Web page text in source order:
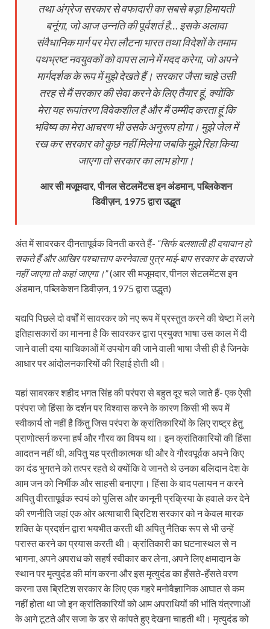
तथा अंग्रेज सरकार से वफादारी का सबसे बड़ा हिमायती
बनूंगा, जो आज उन्नति की पूर्वशर्त है… इसके अलावा
संवैधानिक मार्ग पर मेरा लौटना भारत तथा विदेशों के तमाम
पथभ्रष्ट नवयुवकों को वापस लाने में मदद करेगा, जो अपने
मार्गदर्शक के रूप में मुझे देखते हैं। सरकार जैसा चाहे उसी
तरह से मैं सरकार की सेवा करने के लिए तैयार हूं, क्योंकि
मेरा यह रूपांतरण विवेकशील है और मैं उम्मीद करता हूं कि
भविष्य का मेरा आचरण भी उसके अनुरूप होगा। मुझे जेल में
रख कर सरकार को कुछ नहीं मिलेगा जबकि मुझे रिहा किया
जाएगा तो सरकार का लाभ होगा।
आर सी मजूमदार, पीनल सेटलमेंटस इन अंडमान, पब्लिकेशन
डिवीज़न, 1975 द्वारा उद्धृत
अंत में सावरकर दीनतापूर्वक विनती करते हैं- “सिर्फ बलशाली ही दयावान हो
सकते हैं और आखिर पश्चात्ताप करनेवाला पुत्र माई-बाप सरकार के दरवाजे
नहीं जाएगा तो कहां जाएगा।”(आर सी मजूमदार, पीनल सेटलमेंटस इन
अंडमान, पब्लिकेशन डिवीज़न, 1975 द्वारा उद्धृत)
यद्यपि पिछले दो वर्षों में सावरकर को नए रूप में प्रस्तुत करने की चेष्टा में लगे
इतिहासकारों का मानना है कि सावरकर द्वारा प्रयुक्त भाषा उस काल में दी
जाने वाली दया याचिकाओं में उपयोग की जाने वाली भाषा जैसी ही है जिनके
आधार पर आंदोलनकारियों की रिहाई होती थी।
यहां सावरकर शहीद भगत सिंह की परंपरा से बहुत दूर चले जाते हैं- एक ऐसी
परंपरा जो हिंसा के दर्शन पर विश्वास करने के कारण किसी भी रूप में
स्वीकार्य तो नहीं है किंतु जिस परंपरा के क्रांतिकारियों के लिए राष्ट्र हेतु
प्राणोत्सर्ग करना हर्ष और गौरव का विषय था। इन क्रांतिकारियों की हिंसा
आदतन नहीं थी, अपितु यह प्रतीकात्मक थी और वे गौरवपूर्वक अपने किए
का दंड भुगतने को तत्पर रहते थे क्योंकि वे जानते थे उनका बलिदान देश के
आम जन को निर्भीक और साहसी बनाएगा। हिंसा के बाद पलायन न करने
अपितु वीरतापूर्वक स्वयं को पुलिस और कानूनी प्रक्रिया के हवाले कर देने
की रणनीति जहां एक ओर अत्याचारी ब्रिटिश सरकार को न केवल मारक
शक्ति के प्रदर्शन द्वारा भयभीत करती थी अपितु नैतिक रूप से भी उन्हें
परास्त करने का प्रयास करती थी। क्रांतिकारी का घटनास्थल से न
भागना, अपने अपराध को सहर्ष स्वीकार कर लेना, अपने लिए क्षमादान के
स्थान पर मृत्युदंड की मांग करना और इस मृत्युदंड का हँसते-हँसते वरण
करना उस ब्रिटिश सरकार के लिए एक गहरे मनोवैज्ञानिक आघात से कम
नहीं होता था जो इन क्रांतिकारियों को आम अपराधियों की भांति यंत्रणाओं
के आगे टूटते और सजा के डर से कांपते हुए देखना चाहती थी। मृत्युदंड को